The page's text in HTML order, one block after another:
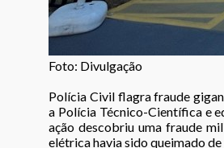
Foto: Divulgação
Polícia Civil flagra fraude
a Polícia Técnico-Científica e
ação descobriu uma fraude
elétrica havia sido queimado